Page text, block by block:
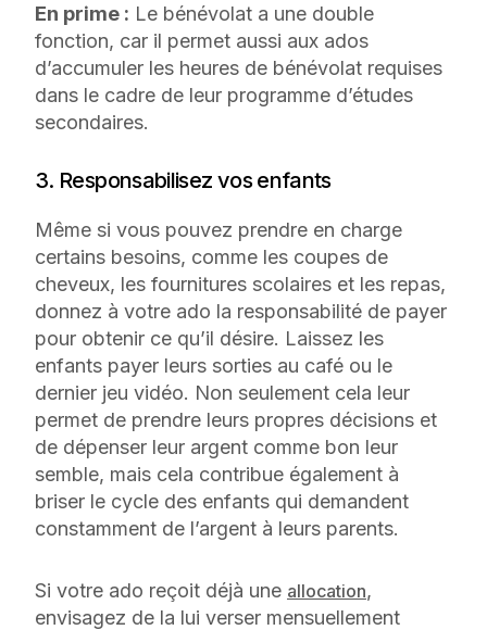
En prime : Le bénévolat a une double
fonction, car il permet aussi aux ados
d’accumuler les heures de bénévolat requises
dans le cadre de leur programme d’études
secondaires.
3. Responsabilisez vos enfants
Même si vous pouvez prendre en charge
certains besoins, comme les coupes de
cheveux, les fournitures scolaires et les repas,
donnez à votre ado la responsabilité de payer
pour obtenir ce qu’il désire. Laissez les
enfants payer leurs sorties au café ou le
dernier jeu vidéo. Non seulement cela leur
permet de prendre leurs propres décisions et
de dépenser leur argent comme bon leur
semble, mais cela contribue également à
briser le cycle des enfants qui demandent
constamment de l’argent à leurs parents.
Si votre ado reçoit déjà une allocation,
envisagez de la lui verser mensuellement